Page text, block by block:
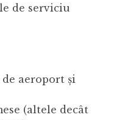
de serviciu
aeroport și
(altele decât